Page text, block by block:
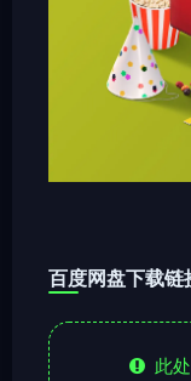
百度网盘下载链
此处